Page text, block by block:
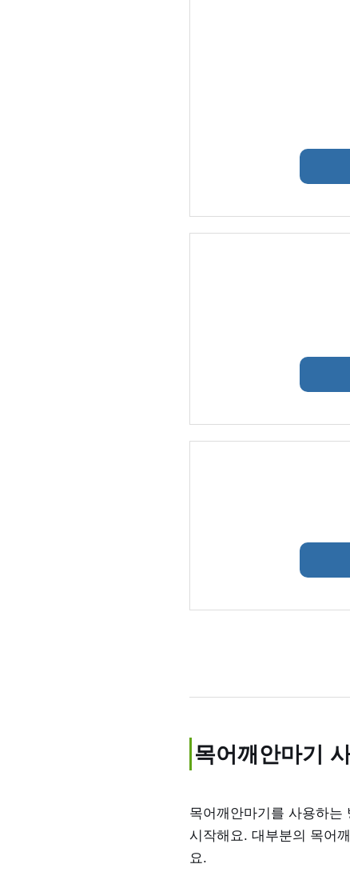
목어깨안마기
목어깨안마기를 사용하는
시작해요. 대부분의 목어
요.